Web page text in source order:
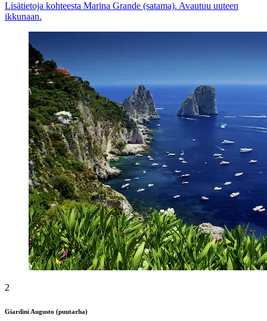
Lisätietoja kohteesta Marina Grande (satama). Avautuu uuteen
ikkunaan.
2
Giardini Augusto (puutarha)